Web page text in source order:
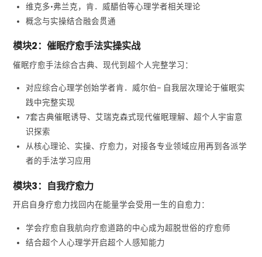
维克多•弗兰克，肯．威釂伯等心理学者相关理论
概念与实操结合融会贯通
模块2：催眠疗愈手法实操实战
催眠疗愈手法综合古典、现代到超个人完整学习：
对应综合心理学创始学者肯．威尔伯– 自我层次理论于催眠实
践中完整实现
7套古典催眠诱导、艾瑞克森式现代催眠理解、超个人宇宙意
识探索
从核心理论、实操、疗愈力，对接各专业领域应用再到各派学
者的手法学习应用
模块3：自我疗愈力
开启自身疗愈力找回内在能量学会受用一生的自愈力：
学会疗愈自我航向疗愈道路的中心成为超脱世俗的疗愈师
结合超个人心理学开启超个人感知能力